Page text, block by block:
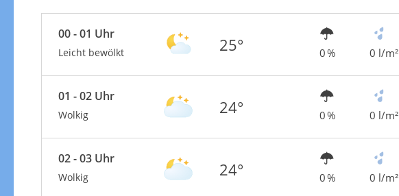
00 - 01 Uhr
Leicht bewölkt 25° 0 % 0 l/m²
01 - 02 Uhr
Wolkig 24° 0 % 0 l/m²
02 - 03 Uhr
Wolkig 24° 0 % 0 l/m²